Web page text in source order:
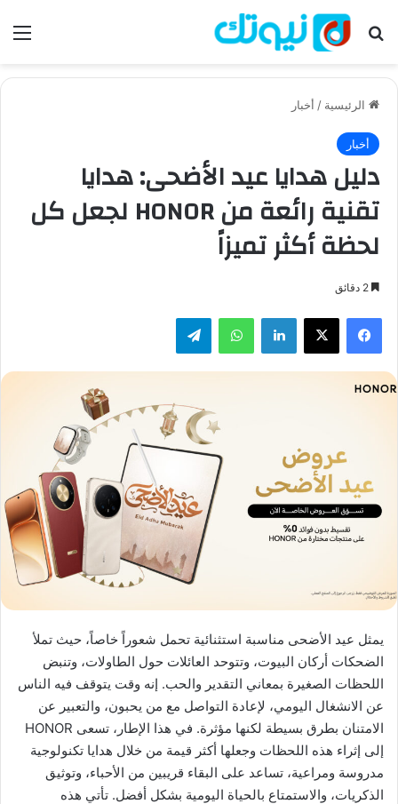
بحث عن
الرئيسية / أخبار
أخبار
دليل هدايا عيد الأضحى: هدايا
تقنية رائعة من HONOR لجعل كل
لحظة أكثر تميزاً
فيسبوك ‫X لينكدإن واتساب تيلقرام
يمثل عيد الأضحى مناسبة استثنائية تحمل شعوراً خاصاً، حيث تملأ
الضحكات أركان البيوت، وتتوحد العائلات حول الطاولات، وتنبض
اللحظات الصغيرة بمعاني التقدير والحب. إنه وقت يتوقف فيه الناس
عن الانشغال اليومي، لإعادة التواصل مع من يحبون، والتعبير عن
الامتنان بطرق بسيطة لكنها مؤثرة. في هذا الإطار، تسعى HONOR
إلى إثراء هذه اللحظات وجعلها أكثر قيمة من خلال هدايا تكنولوجية
مدروسة ومراعية، تساعد على البقاء قريبين من الأحباء، وتوثيق
الذكريات، والاستمتاع بالحياة اليومية بشكل أفضل. تأتي هذه